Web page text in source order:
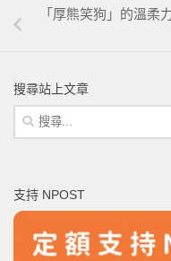
「厚熊笑狗」的溫柔
搜尋站上文章
搜
尋
字:
支持 NPOST